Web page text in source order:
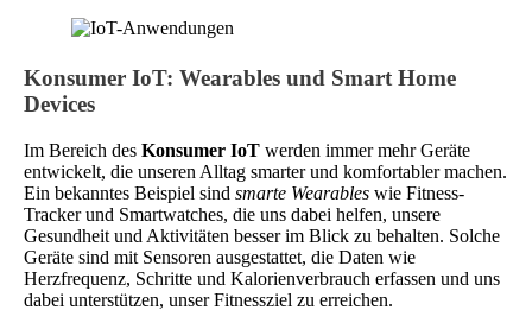
Konsumer IoT: Wearables und Smart Home
Devices
Im Bereich des Konsumer IoT werden immer mehr Geräte
entwickelt, die unseren Alltag smarter und komfortabler machen.
Ein bekanntes Beispiel sind smarte Wearables wie Fitness-
Tracker und Smartwatches, die uns dabei helfen, unsere
Gesundheit und Aktivitäten besser im Blick zu behalten. Solche
Geräte sind mit Sensoren ausgestattet, die Daten wie
Herzfrequenz, Schritte und Kalorienverbrauch erfassen und uns
dabei unterstützen, unser Fitnessziel zu erreichen.